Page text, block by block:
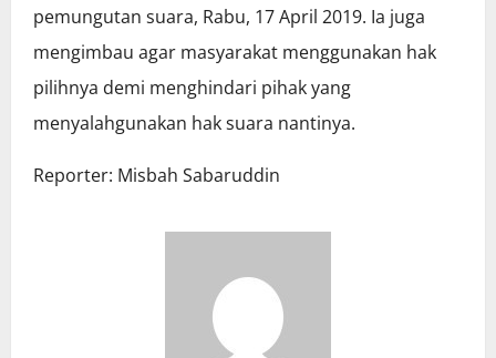
pemungutan suara, Rabu, 17 April 2019. Ia juga
mengimbau agar masyarakat menggunakan hak
pilihnya demi menghindari pihak yang
menyalahgunakan hak suara nantinya.
Reporter: Misbah Sabaruddin